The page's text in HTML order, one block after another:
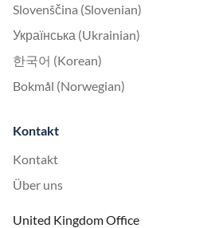
Slovenščina (Slovenian)
Українська (Ukrainian)
한국어 (Korean)
Bokmål (Norwegian)
Kontakt
Kontakt
Über uns
United Kingdom Office